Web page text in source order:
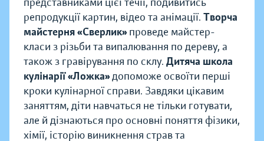
репродукції картин, відео та анімації. Творча
майстерня «Сверлик»проведе майстер-
класи з різьби та випалювання по дереву, а
також з гравірування по склу. Дитяча школа
кулінарії «Ложка»допоможе освоїти перші
кроки кулінарної справи. Завдяки цікавим
заняттям, діти навчаться не тільки готувати,
але й дізнаються про основні поняття фізики,
хімії, історію виникнення страв та